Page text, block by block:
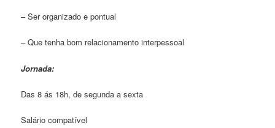
– Ser organizado e pontual
– Que tenha bom relacionamento interpessoal
Jornada:
Das 8 ás 18h, de segunda a sexta
Salário compatível